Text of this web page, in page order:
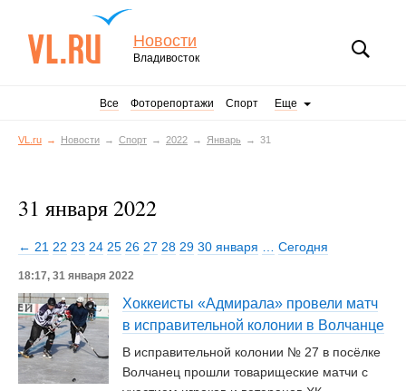
Новости
Владивосток
Все Фоторепортажи Спорт Еще
VL.ru Новости Спорт 2022 Январь 31
31 января 2022
← 21 22 23 24 25 26 27 28 29 30 января Сегодня
18:17, 31 января 2022
Хоккеисты «Адмирала» провели матч
в исправительной колонии в Волчанце
В исправительной колонии № 27 в посёлке
Волчанец прошли товарищеские матчи с